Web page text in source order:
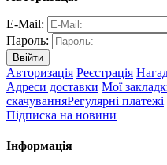
E-Mail:
Пароль:
Авторизація Реєстрація
Адреси доставки Мої
скачуванняРегулярні платежі
Підписка на новини
Інформація